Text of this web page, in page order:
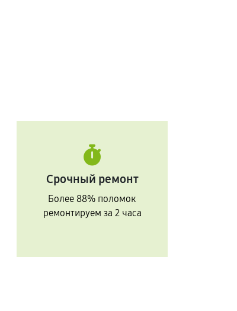
Срочный ремонт
Более 88% поломок
ремонтируем за 2 часа